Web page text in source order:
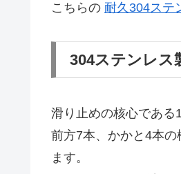
こちらの 耐久304ステ
304ステンレス
滑り止めの核心である
前方7本、かかと4本
ます。